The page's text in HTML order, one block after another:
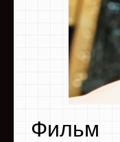
Фильм